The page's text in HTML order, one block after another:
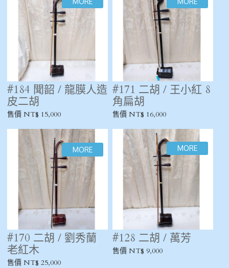
#184 聞韶 / 龍膜人造
皮二胡
售價 NT$ 15,000
#171 二胡 / 王小紅 8
角扁胡
售價 NT$ 16,000
#170 二胡 / 劉秀蘭
老紅木
售價 NT$ 25,000
#128 二胡 / 萬芳
售價 NT$ 9,000